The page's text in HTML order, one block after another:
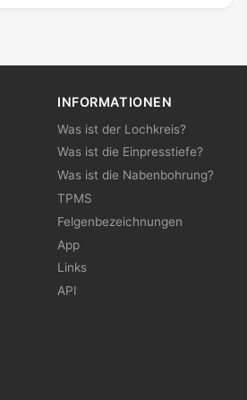
INFORMATIONEN
Was ist der Lochkreis?
Was ist die Einpresstiefe?
Was ist die Nabenbohrung?
TPMS
Felgenbezeichnungen
App
Links
API